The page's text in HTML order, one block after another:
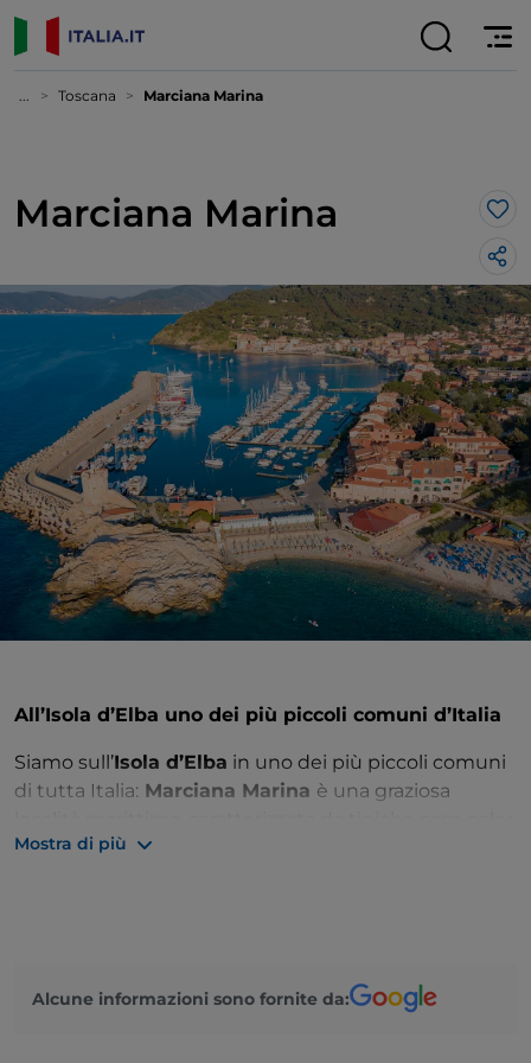
... Toscana Marciana Marina
Marciana Marina
All’Isola d’Elba uno dei più piccoli comuni d’Italia
Siamo sull’Isola d’Elba in uno dei più piccoli comuni
di tutta Italia: Marciana Marina è una graziosa
pastello, che rendono l’area molto pittoresca.
menzione anche la Torre degli Appiani, eretta nel XVI
Mostra di più
Alcune informazioni sono fornite da: